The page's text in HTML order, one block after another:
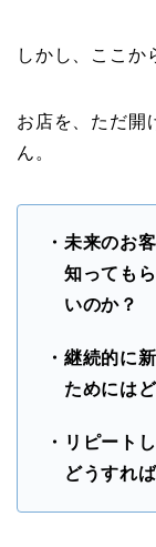
しかし、ここか
お店を、ただ開
ん。
・未来のお
知ってもら
いのか？
・継続的に
ためにはど
・リピート
どうすれば